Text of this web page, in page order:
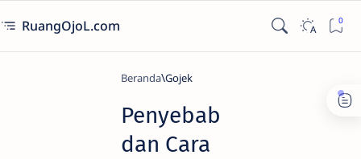
RuangOjoL.com
Beranda Gojek
Penyebab
dan Cara